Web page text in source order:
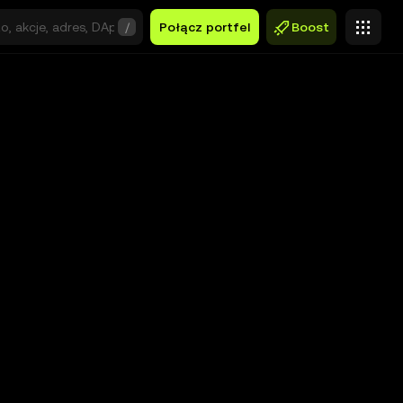
/ Połącz portfel Boost